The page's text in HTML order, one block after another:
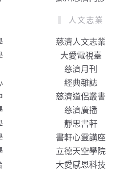
人文志業
慈濟人文志業
大愛電視臺
慈濟月刊
經典雜誌
慈濟道侶叢書
慈濟廣播
靜思書軒
書軒心靈講座
立德天空學院
大愛感恩科技